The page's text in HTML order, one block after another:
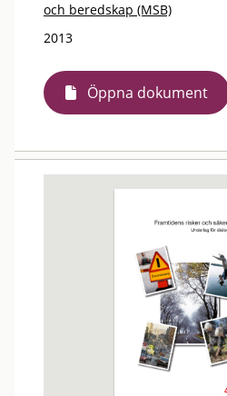
och beredskap (MSB)
2013
Öppna dokument